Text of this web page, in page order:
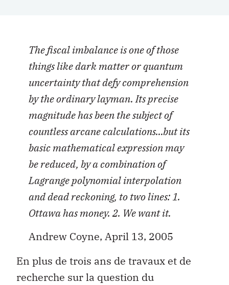
The fiscal imbalance is one of those
things like dark matter or quantum
uncertainty that defy comprehension
by the ordinary layman. Its precise
magnitude has been the subject of
countless arcane calculations…but its
basic mathematical expression may
be reduced, by a combination of
Lagrange polynomial interpolation
and dead reckoning, to two lines: 1.
Ottawa has money. 2. We want it.
Andrew Coyne, April 13, 2005
En plus de trois ans de travaux et de
recherche sur la question du